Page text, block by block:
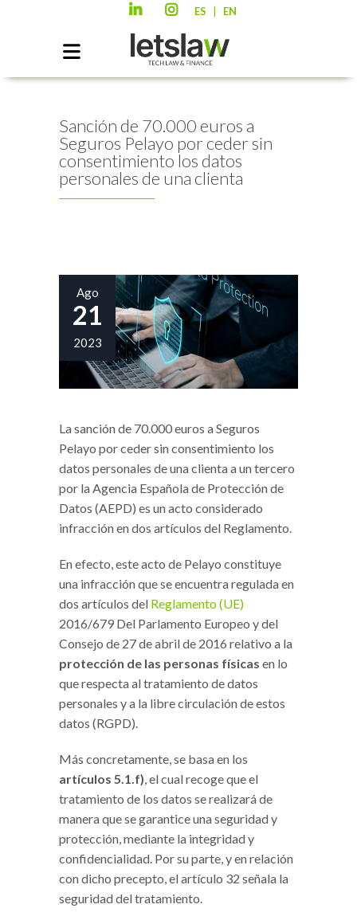
ES EN
Sanción de 70.000 euros a
Seguros Pelayo por ceder sin
consentimiento los datos
personales de una clienta
Ago
21
2023
La sanción de 70.000 euros a Seguros
Pelayo por ceder sin consentimiento los
datos personales de una clienta a un tercero
por la Agencia Española de Protección de
Datos (AEPD) es un acto considerado
infracción en dos artículos del Reglamento.
En efecto, este acto de Pelayo constituye
una infracción que se encuentra regulada en
dos artículos del Reglamento (UE)
2016/679 Del Parlamento Europeo y del
Consejo de 27 de abril de 2016 relativo a la
protección de las personas físicas en lo
que respecta al tratamiento de datos
personales y a la libre circulación de estos
datos (RGPD).
Más concretamente, se basa en los
artículos 5.1.f), el cual recoge que el
tratamiento de los datos se realizará de
manera que se garantice una seguridad y
protección, mediante la integridad y
confidencialidad. Por su parte, y en relación
con dicho precepto, el artículo 32 señala la
seguridad del tratamiento.